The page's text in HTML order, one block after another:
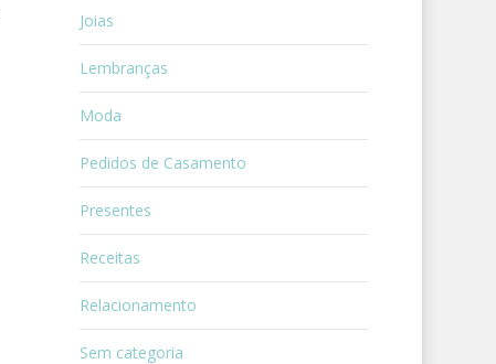
Joias
Lembranças
Moda
Pedidos de Casamento
Presentes
Receitas
Relacionamento
Sem categoria